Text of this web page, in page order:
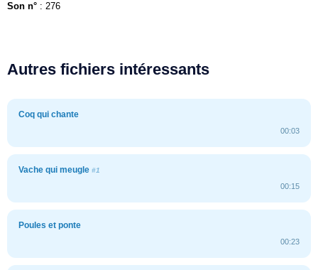
Son n° : 276
Autres fichiers intéressants
Coq qui chante
00:03
Vache qui meugle #1
00:15
Poules et ponte
00:23